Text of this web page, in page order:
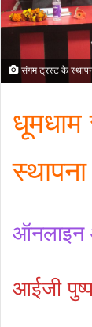
संगम ट्रस्ट के
ऑनलाइन
आईजी